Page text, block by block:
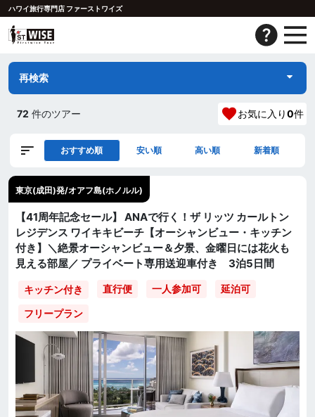
ハワイ旅行専門店 ファーストワイズ
再検索
72 件のツアー お気に入り0件
おすすめ順 安い順 高い順 新着順
東京(成田)発/オアフ島(ホノルル)
【41周年記念セール】 ANAで行く！ザ リッツ カールトン
レジデンス ワイキキビーチ【オーシャンビュー・キッチン
付き】＼絶景オーシャンビュー＆夕景、金曜日には花火も
見える部屋／ プライベート専用送迎車付き 3泊5日間
キッチン付き 直行便 一人参加可 延泊可
フリープラン